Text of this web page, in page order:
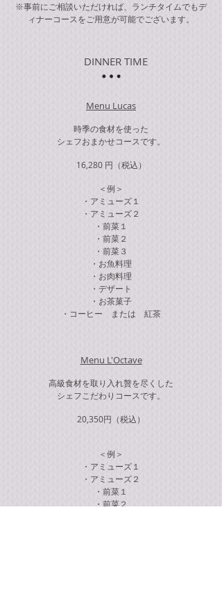
※事前にご相談いただければ、ランチタイムでもデ
ィナーコースをご用意が可能でございます。
DINNER TIME
Menu Lucas
時季の食材を使った
シェフおまかせコースです。
16,280 円 （税込）
​＜例＞
・アミューズ１
・アミューズ２
・前菜１
・前菜２
・前菜３
・お魚料理
・お肉料理
・デザート
・お茶菓子
・コーヒー または 紅茶
Menu L'Octave
高級食材を取り入れ贅を尽くした
シェフこだわりコースです。
20,350円 （税込）
＜例＞
・アミューズ１
・アミューズ２
・前菜１
・前菜２